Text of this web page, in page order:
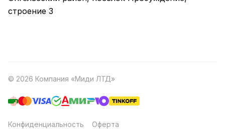
строение 3
© 2026 Компания «Миди ЛТД»
Конфиденциальность Оферта